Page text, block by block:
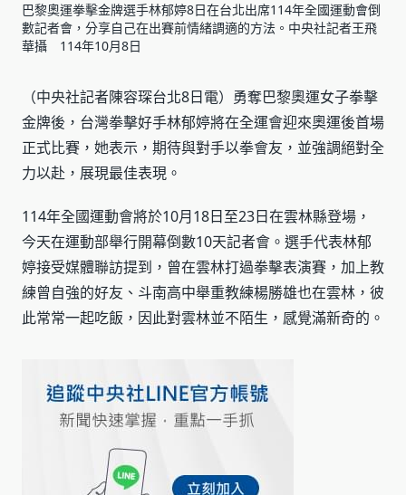
巴黎奧運拳擊金牌選手林郁婷8日在台北出席114年全國運動會倒
數記者會，分享自己在出賽前情緒調適的方法。中央社記者王飛
華攝 114年10月8日
（中央社記者陳容琛台北8日電）勇奪巴黎奧運女子拳擊
金牌後，台灣拳擊好手林郁婷將在全運會迎來奧運後首場
正式比賽，她表示，期待與對手以拳會友，並強調絕對全
力以赴，展現最佳表現。
114年全國運動會將於10月18日至23日在雲林縣登場，
今天在運動部舉行開幕倒數10天記者會。選手代表林郁
婷接受媒體聯訪提到，曾在雲林打過拳擊表演賽，加上教
練曾自強的好友、斗南高中舉重教練楊勝雄也在雲林，彼
此常常一起吃飯，因此對雲林並不陌生，感覺滿新奇的。